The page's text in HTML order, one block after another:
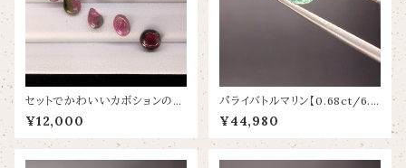
セットでかわいいカボションのト
ルマリン【4.89ct】
¥12,000
パライバトルマリン【0.68ct/6.8
×4.9】
¥44,980